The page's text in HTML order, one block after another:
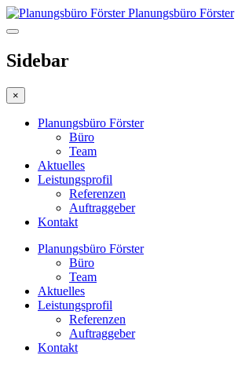
Planungsbüro Förster
Sidebar
×
Planungsbüro Förster
Büro
Team
Aktuelles
Leistungsprofil
Referenzen
Auftraggeber
Kontakt
Planungsbüro Förster
Büro
Team
Aktuelles
Leistungsprofil
Referenzen
Auftraggeber
Kontakt